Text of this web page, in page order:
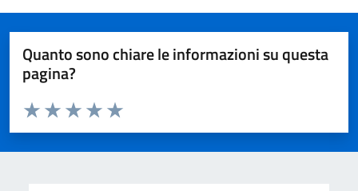
Quanto sono chiare le informazioni su questa
pagina?
Valuta da 1 a 5 stelle la pagina
Valuta 4 stelle su 5
Valuta 3 stelle su 5
Valuta 2 stelle su 5
Valuta 1 stelle su 5